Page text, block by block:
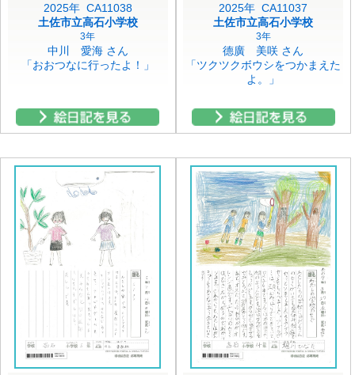
2025年 CA11038
土佐市立高石小学校
3年
中川 愛海 さん
「おおつなに行ったよ！」
2025年 CA11037
土佐市立高石小学校
3年
德廣 美咲 さん
「ツクツクボウシをつかまえた
よ。」